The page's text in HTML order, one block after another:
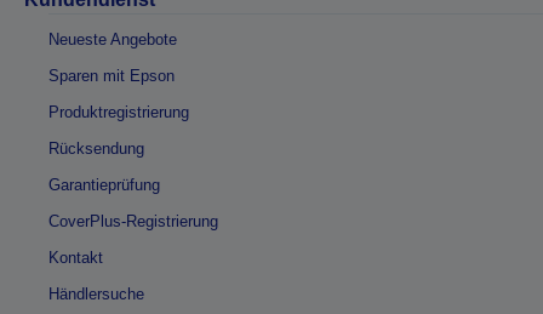
Neueste Angebote
Sparen mit Epson
Produktregistrierung
Rücksendung
Garantieprüfung
CoverPlus-Registrierung
Kontakt
Händlersuche